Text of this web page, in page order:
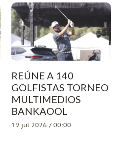
REÚNE A 140
GOLFISTAS TORNEO
MULTIMEDIOS
BANKAOOL
19 jul 2026 / 00:00